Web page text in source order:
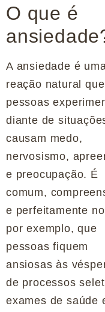
O que é
A ansiedade é
reação natural
pessoas
diante de
causam medo,
nervosismo,
e preocupação. É
comum,
e perfeitamente
por exemplo, que
pessoas fiquem
ansiosas às
de processos
exames de saúde